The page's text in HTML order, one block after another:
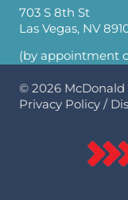
703 S 8th St
Las Vegas, NV
(by appointment
© 2026 McDonald
Privacy Policy /